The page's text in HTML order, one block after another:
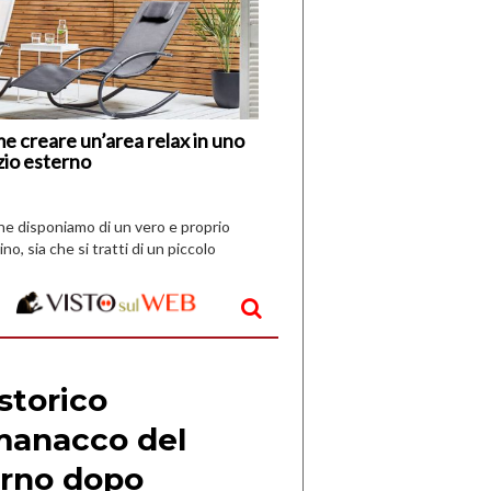
creare un’area relax in uno
esterno
I
Vespri
disponiamo di un vero e proprio
sia che si tratti di un piccolo